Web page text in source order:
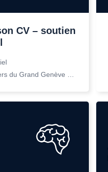
CV – soutien
Cité des Métiers du Grand Genève Rue Prévost-Martin 6 1205 Genève